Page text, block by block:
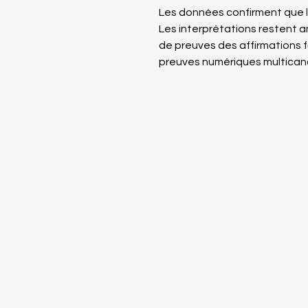
Les données confirment que
Les interprétations restent
de preuves des affirmations
preuves numériques